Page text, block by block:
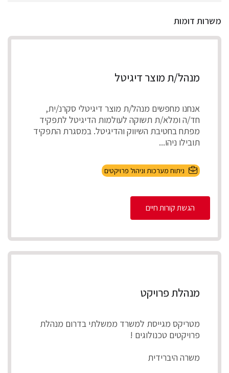
משרות דומות
מנהל/ת מוצר דיגיטל
אנחנו מחפשים מנהל/ת מוצר דיגיטלי סקרנ/ית,
חד/ה ומלא/ת תשוקה לעולמות הדיגיטל לתפקיד
מפתח בחטיבת השיווק והדיגיטל. במסגרת התפקיד
תובילו ניהו...
ניתוח מערכות וניהול פרויקטים
הגשת קורות חיים
מנהלת פרויקט
מטריקס מגייסת למשרד ממשלתי בדרום מנהלת
פרויקטים טכנולוגים !
משרה היברידית